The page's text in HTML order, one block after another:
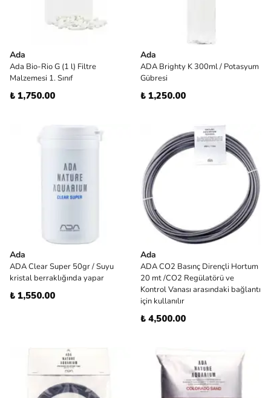
Ada
Ada Bio-Rio G (1 l) Filtre
Malzemesi 1. Sınıf
₺ 1,750.00
Ada
ADA Brighty K 300ml / Potasyum
Gübresi
₺ 1,250.00
Ada
ADA Clear Super 50gr / Suyu
kristal berraklığında yapar
₺ 1,550.00
Ada
ADA CO2 Basınç Dirençli Hortum
20 mt /CO2 Regülatörü ve
Kontrol Vanası arasındaki bağlantı
için kullanılır
₺ 4,500.00